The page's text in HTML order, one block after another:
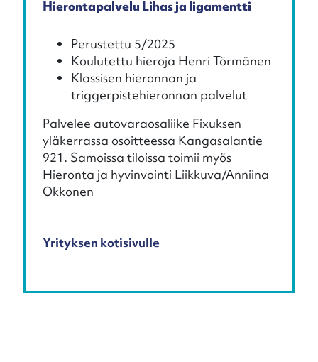
Hierontapalvelu Lihas ja ligamentti
Perustettu 5/2025
Koulutettu hieroja Henri Törmänen
Klassisen hieronnan ja
triggerpistehieronnan palvelut
Palvelee autovaraosaliike Fixuksen
yläkerrassa osoitteessa Kangasalantie
921. Samoissa tiloissa toimii myös
Hieronta ja hyvinvointi Liikkuva/Anniina
Okkonen
Yrityksen kotisivulle